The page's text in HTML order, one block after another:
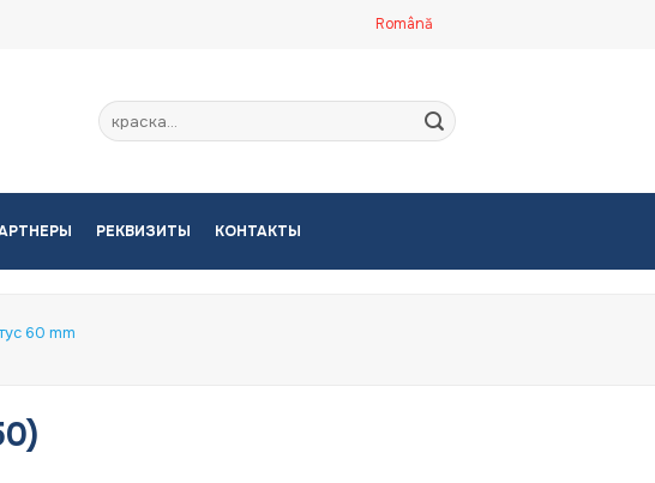
Română
Искать:
РЕКВИЗИТЫ КОНТАКТЫ
60 mm